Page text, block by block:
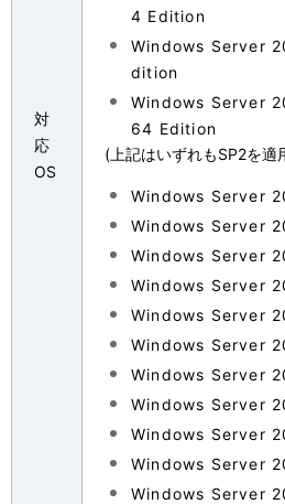
対
応
OS
4 Edition
Windows Server
dition
Windows Server
64 Edition
(上記はいずれもSP2を適
Windows Server
Windows Server
Windows Server
Windows Server
Windows Server
Windows Server
Windows Server
Windows Server
Windows Server
Windows Server
Windows Server